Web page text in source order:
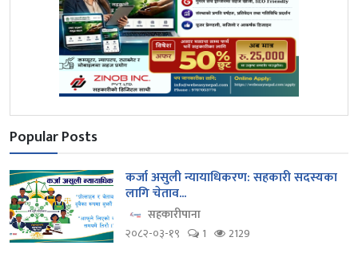
Popular Posts
कर्जा असुली न्यायाधिकरण: सहकारी सदस्यका
लागि चेताव...
सहकारीपाना
२०८२-०३-१९
1 2129